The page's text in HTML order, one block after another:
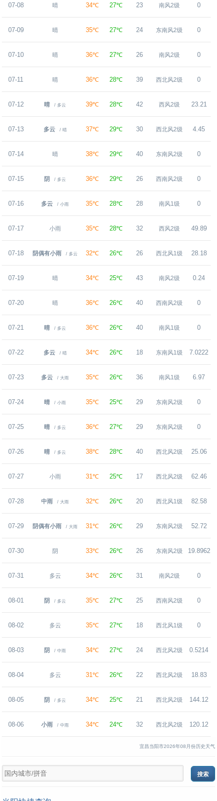
07-08 晴 34℃ 27℃ 23 南风2级 0
07-09 晴 35℃ 27℃ 24 东南风2级 0
07-10 晴 36℃ 27℃ 26 南风2级 0
07-11 晴 36℃ 28℃ 39 西北风2级 0
07-12 晴 / 多云 39℃ 28℃ 42 西风2级 23.21
07-13 多云 / 晴 37℃ 29℃ 30 西北风2级 4.45
07-14 晴 38℃ 29℃ 40 东南风2级 0
07-15 阴 / 多云 36℃ 29℃ 26 西南风2级 0
07-16 多云 / 小雨 35℃ 28℃ 28 南风1级 0
07-17 小雨 35℃ 28℃ 32 西风2级 49.89
07-18 阴偶有小雨 / 多云 32℃ 26℃ 26 西北风1级 28.18
07-19 晴 34℃ 25℃ 43 南风2级 0.24
07-20 晴 36℃ 26℃ 40 西南风2级 0
07-21 晴 / 多云 36℃ 26℃ 40 南风1级 0
07-22 多云 / 晴 34℃ 26℃ 18 东南风1级 7.0222
07-23 多云 / 大雨 35℃ 26℃ 36 南风1级 6.97
07-24 晴 / 小雨 35℃ 25℃ 29 东南风2级 0
07-25 晴 / 多云 36℃ 27℃ 29 东南风2级 0
07-26 晴 / 多云 38℃ 28℃ 40 西北风2级 25.06
07-27 小雨 31℃ 25℃ 17 西北风2级 62.46
07-28 中雨 / 大雨 32℃ 26℃ 20 西北风1级 82.58
07-29 阴偶有小雨 / 大雨 31℃ 26℃ 29 东南风2级 52.72
07-30 阴 33℃ 26℃ 26 东南风2级 19.8962
07-31 多云 34℃ 26℃ 31 南风2级 0
08-01 阴 / 多云 35℃ 27℃ 25 西南风2级 0
08-02 多云 35℃ 27℃ 18 西北风1级 0
08-03 阴 / 中雨 34℃ 27℃ 24 西北风2级 0.5214
08-04 多云 31℃ 26℃ 22 西北风2级 18.83
08-05 阴 / 多云 34℃ 25℃ 21 西北风2级 144.12
08-06 小雨 / 中雨 34℃ 24℃ 32 西北风2级 120.12
宜昌当阳市2026年08月份历史天气